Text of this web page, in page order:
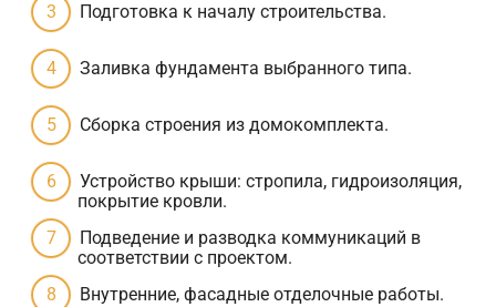
Подготовка к началу строительства.
Заливка фундамента выбранного типа.
Сборка строения из домокомплекта.
Устройство крыши: стропила, гидроизоляция,
покрытие кровли.
Подведение и разводка коммуникаций в
соответствии с проектом.
Внутренние, фасадные отделочные работы.